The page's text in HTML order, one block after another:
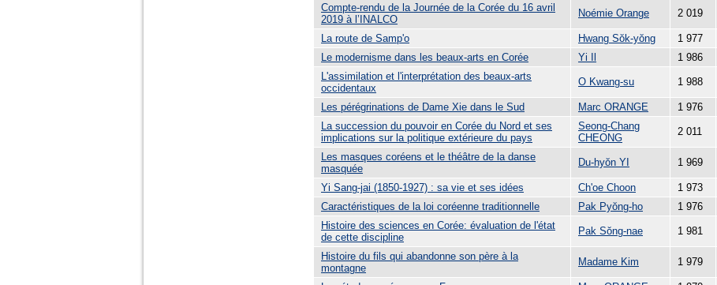
Compte-rendu de la Journée de la Corée du 16 avril
2019 à l’INALCO
Noémie Orange 2 019
La route de Samp'o Hwang Sŏk-yŏng 1 977
Le modernisme dans les beaux-arts en Corée
Yi Il 1 986
L'assimilation et l'interprétation des beaux-arts
occidentaux
O Kwang-su 1 988
Les pérégrinations de Dame Xie dans le Sud Marc ORANGE 1 976
La succession du pouvoir en Corée du Nord et ses
implications sur la politique extérieure du pays
Seong-Chang
CHEONG
2 011
Les masques coréens et le théâtre de la danse
masquée
Du-hyŏn YI 1 969
Yi Sang-jai (1850-1927) : sa vie et ses idées Ch'oe Choon 1 973
Caractéristiques de la loi coréenne traditionnelle
Pak Pyŏng-ho 1 976
Histoire des sciences en Corée: évaluation de l'état
de cette discipline
Pak Sŏng-nae 1 981
Histoire du fils qui abandonne son père à la
montagne
Madame Kim 1 979